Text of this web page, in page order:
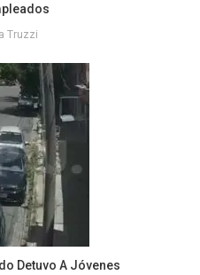
Truzzi
Detuvo A Jóvenes